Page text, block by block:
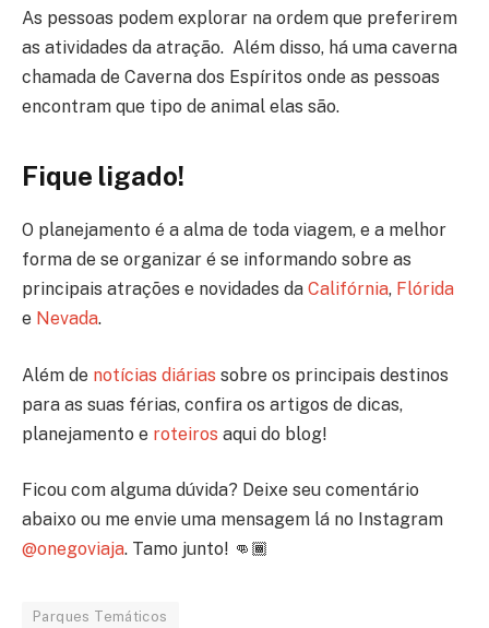
As pessoas podem explorar na ordem que preferirem
as atividades da atração. Além disso, há uma caverna
chamada de Caverna dos Espíritos onde as pessoas
encontram que tipo de animal elas são.
Fique ligado!
O planejamento é a alma de toda viagem, e a melhor
forma de se organizar é se informando sobre as
principais atrações e novidades da Califórnia, Flórida
e Nevada.
Além de notícias diárias sobre os principais destinos
para as suas férias, confira os artigos de dicas,
planejamento e roteiros aqui do blog!
Ficou com alguma dúvida? Deixe seu comentário
abaixo ou me envie uma mensagem lá no Instagram
@onegoviaja. Tamo junto! 👊🏾
Parques Temáticos